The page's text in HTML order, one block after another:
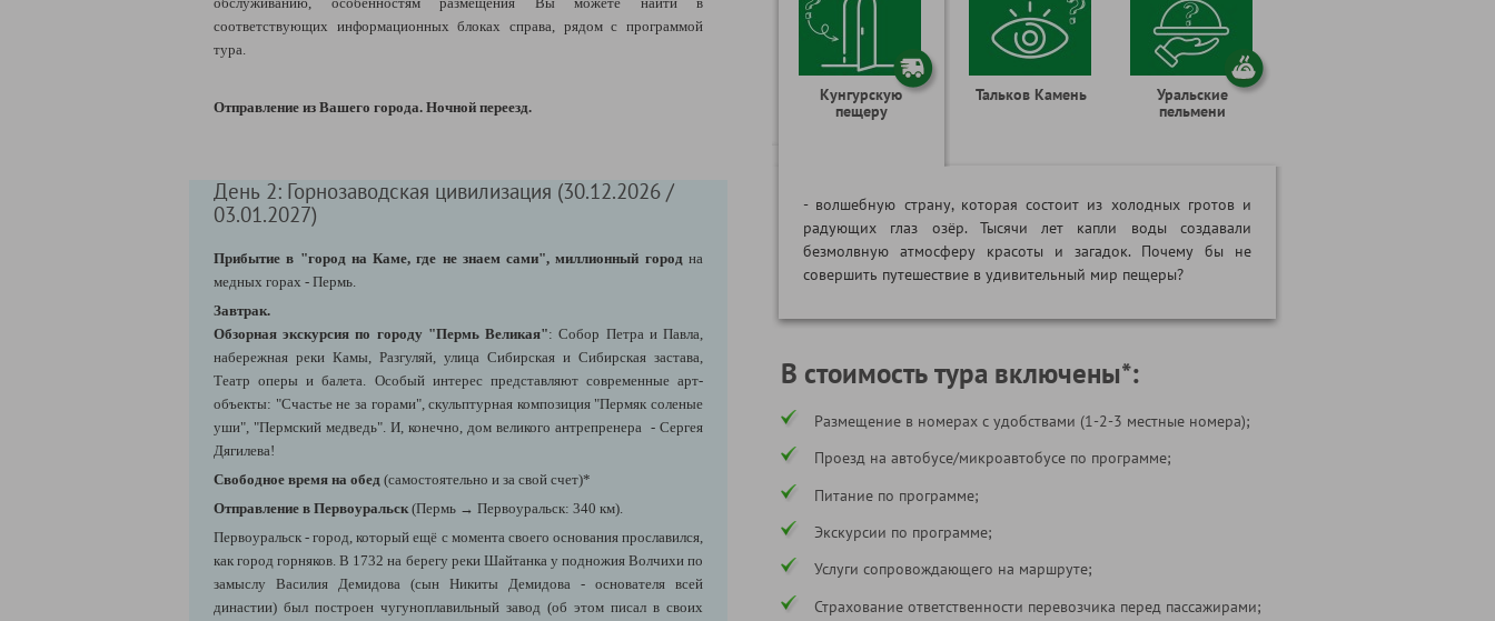
соответствующих информационных блоках справа, рядом с программой
тура.
Отправление из Вашего города. Ночной переезд.
День 2: Горнозаводская цивилизация (30.12.2026 /
03.01.2027)
Прибытие в "город на Каме, где не знаем сами", миллионный город на
медных горах - Пермь.
Завтрак.
Обзорная экскурсия по городу "Пермь Великая": Собор Петра и Павла,
набережная реки Камы, Разгуляй, улица Сибирская и Сибирская застава,
Театр оперы и балета. Особый интерес представляют современные арт-
объекты: "Счастье не за горами", скульптурная композиция "Пермяк соленые
уши", "Пермский медведь". И, конечно, дом великого антрепренера - Сергея
Дягилева!
Свободное время на обед (самостоятельно и за свой счет)*
Отправление в Первоуральск (Пермь → Первоуральск: 340 км).
Первоуральск - город, который ещё с момента своего основания прославился,
как город горняков.В 1732 на берегу реки Шайтанка у подножия Волчихи по
замыслу Василия Демидова (сын Никиты Демидова - основателя всей
династии) был построен чугуноплавильный завод (об этом писал в своих
Кунгурскую
пещеру
Тальков Камень
Уральские
пельмени
- волшебную страну, которая состоит из холодных гротов и
радующих глаз озёр. Тысячи лет капли воды создавали
безмолвную атмосферу красоты и загадок. Почему бы не
совершить путешествие в удивительный мир пещеры?
В стоимость тура включены*:
Размещение в номерах с удобствами (1-2-3 местные номера);
Проезд на автобусе/микроавтобусе по программе;
Питание по программе;
Экскурсии по программе;
Услуги сопровождающего на маршруте;
Страхование ответственности перевозчика перед пассажирами;